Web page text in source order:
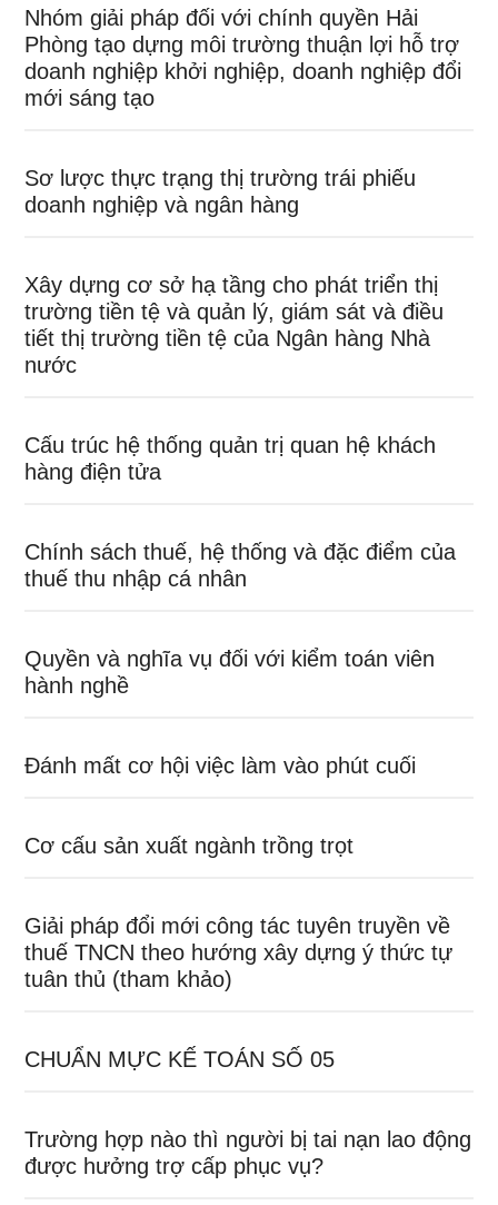
Nhóm giải pháp đối với chính quyền Hải
Phòng tạo dựng môi trường thuận lợi hỗ trợ
doanh nghiệp khởi nghiệp, doanh nghiệp đổi
mới sáng tạo
Sơ lược thực trạng thị trường trái phiếu
doanh nghiệp và ngân hàng
Xây dựng cơ sở hạ tầng cho phát triển thị
trường tiền tệ và quản lý, giám sát và điều
tiết thị trường tiền tệ của Ngân hàng Nhà
nước
Cấu trúc hệ thống quản trị quan hệ khách
hàng điện tửa
Chính sách thuế, hệ thống và đặc điểm của
thuế thu nhập cá nhân
Quyền và nghĩa vụ đối với kiểm toán viên
hành nghề
Đánh mất cơ hội việc làm vào phút cuối
Cơ cấu sản xuất ngành trồng trọt
Giải pháp đổi mới công tác tuyên truyền về
thuế TNCN theo hướng xây dựng ý thức tự
tuân thủ (tham khảo)
CHUẨN MỰC KẾ TOÁN SỐ 05
Trường hợp nào thì người bị tai nạn lao động
được hưởng trợ cấp phục vụ?